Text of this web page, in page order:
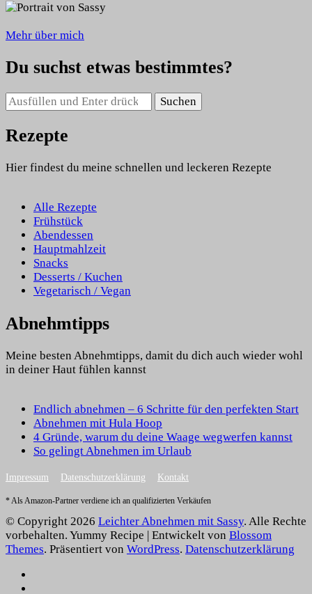
Mehr über mich
Du suchst etwas bestimmtes?
Suchst
du
nach
etwas?
Rezepte
Hier findest du meine schnellen und leckeren Rezepte
Alle Rezepte
Frühstück
Abendessen
Hauptmahlzeit
Snacks
Desserts / Kuchen
Vegetarisch / Vegan
Abnehmtipps
Meine besten Abnehmtipps, damit du dich auch wieder wohl
in deiner Haut fühlen kannst
Endlich abnehmen – 6 Schritte für den perfekten Start
Abnehmen mit Hula Hoop
4 Gründe, warum du deine Waage wegwerfen kannst
So gelingt Abnehmen im Urlaub
Impressum Datenschutzerklärung Kontakt
* Als Amazon-Partner verdiene ich an qualifizierten Verkäufen
© Copyright 2026 Leichter Abnehmen mit Sassy. Alle Rechte
vorbehalten. Yummy Recipe | Entwickelt von Blossom
Themes. Präsentiert von WordPress. Datenschutzerklärung